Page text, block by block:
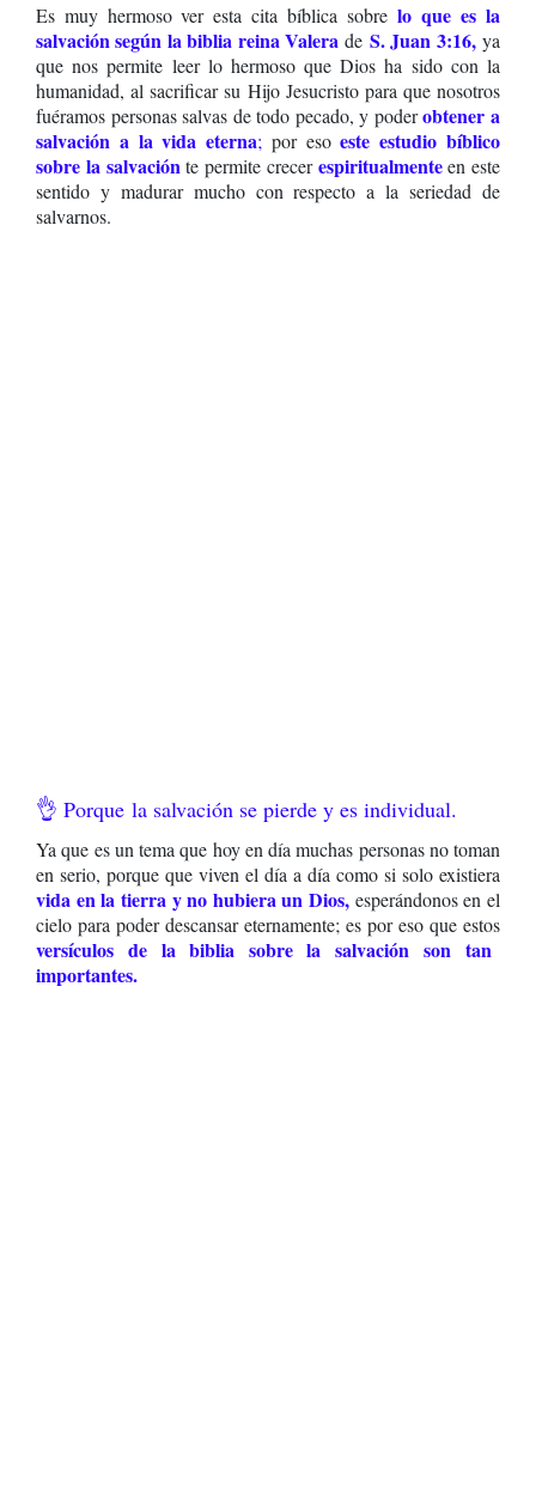
Es muy hermoso ver esta cita bíblica sobre lo que es la
salvación según la biblia reina Valera de S. Juan 3:16,ya
que nos permite leer lo hermoso que Dios ha sido con la
humanidad, al sacrificar su Hijo Jesucristo para que nosotros
fuéramos personas salvas de todo pecado, y poderobtener a
salvación a la vida eterna; por esoeste estudio bíblico
sobre la salvación te permite crecerespiritualmenteen este
sentido y madurar mucho con respecto a la seriedad de
salvarnos.
👌 Porque la salvación se pierde y es individual.
Ya que es un tema que hoy en día muchas personas no toman
en serio, porque que viven el día a día como si solo existiera
vida en la tierra y no hubiera un Dios, esperándonos en el
cielo para poder descansar eternamente; es por eso que estos
versículos de la biblia sobre la salvación son tan
importantes.